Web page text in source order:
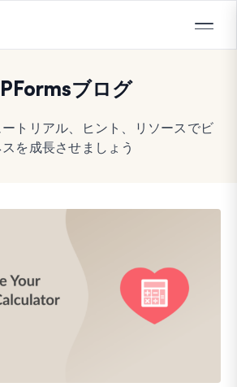
ブログ
トリアル、ヒント、リソースでビ
スを成長させましょう